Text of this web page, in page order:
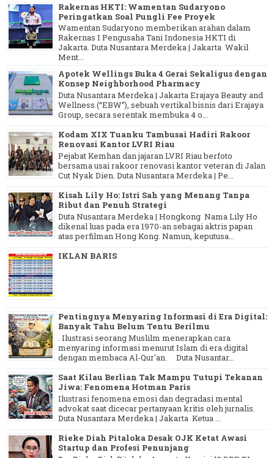
Rakernas HKTI: Wamentan Sudaryono
Peringatkan Soal Pungli Fee Proyek
Wamentan Sudaryono memberikan arahan dalam
Rakernas I Pengusaha Tani Indonesia HKTI di
Jakarta. Duta Nusantara Merdeka | Jakarta Wakil
Ment...
Apotek Wellings Buka 4 Gerai Sekaligus dengan
Konsep Neighborhood Pharmacy
Duta Nusantara Merdeka | Jakarta Erajaya Beauty and
Wellness (“EBW”), sebuah vertikal bisnis dari Erajaya
Group, secara serentak membuka 4 o...
Kodam XIX Tuanku Tambusai Hadiri Rakoor
Renovasi Kantor LVRI Riau
Pejabat Kemhan dan jajaran LVRI Riau berfoto
bersama usai rakoor renovasi kantor veteran di Jalan
Cut Nyak Dien. Duta Nusantara Merdeka | Pe...
Kisah Lily Ho: Istri Sah yang Menang Tanpa
Ribut dan Penuh Strategi
Duta Nusantara Merdeka | Hongkong Nama Lily Ho
dikenal luas pada era 1970-an sebagai aktris papan
atas perfilman Hong Kong. Namun, keputusa...
IKLAN BARIS
Pentingnya Menyaring Informasi di Era Digital:
Banyak Tahu Belum Tentu Berilmu
. Ilustrasi seorang Muslilm menerapkan cara
menyaring informasi menurut Islam di era digital
dengan membaca Al-Qur'an. Duta Nusantar...
Saat Kilau Berlian Tak Mampu Tutupi Tekanan
Jiwa: Fenomena Hotman Paris
Ilustrasi fenomena emosi dan degradasi mental
advokat saat dicecar pertanyaan kritis oleh jurnalis.
Duta Nusantara Merdeka | Jakarta Ketua ...
Rieke Diah Pitaloka Desak OJK Ketat Awasi
Startup dan Profesi Penunjang